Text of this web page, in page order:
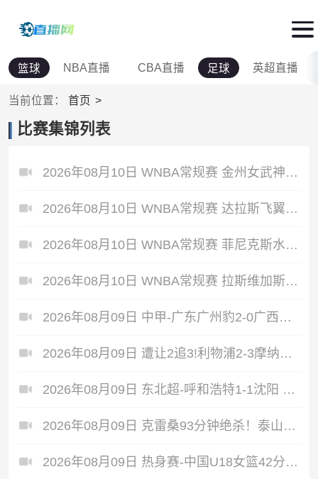
篮球 NBA直播 CBA直播 足球 英超直播
当前位置： 首页
比赛集锦列表
2026年08月10日 WNBA常规赛 金州女武神 84 - 78 洛杉矶火花 全场集锦
2026年08月10日 WNBA常规赛 达拉斯飞翼 90 - 103 明尼苏达山猫 全场集锦
2026年08月10日 WNBA常规赛 菲尼克斯水星 75 - 95 华盛顿神秘人 全场集锦
2026年08月10日 WNBA常规赛 拉斯维加斯王牌 71 - 111 纽约自由人 全场集锦
2026年08月09日 中甲-广东广州豹2-0广西恒宸8分领跑 卡马拉传射若昂·卡洛斯破门
2026年08月09日 遭让2追3!利物浦2-3摩纳哥季前2连败 伊萨克维尔茨破门范戴克送点
2026年08月09日 东北超-呼和浩特1-1沈阳 沈阳队读秒完成绝平
2026年08月09日 克雷桑93分钟绝杀！泰山2-1终结津门虎四连胜，刘洋、哈达斯破门
2026年08月09日 热身赛-中国U18女篮42分大胜世新大学女篮！姚子萱12前场板